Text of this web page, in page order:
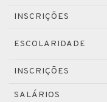
INSCRIÇÕES
ESCOLARIDADE
INSCRIÇÕES
SALÁRIOS